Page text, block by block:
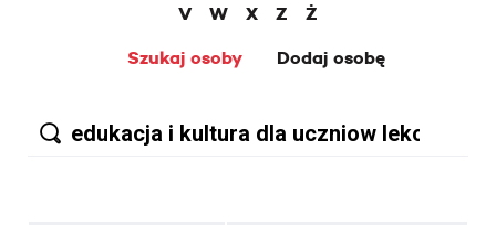
V
W X Z
Ż
Szukaj osoby
Dodaj osobę